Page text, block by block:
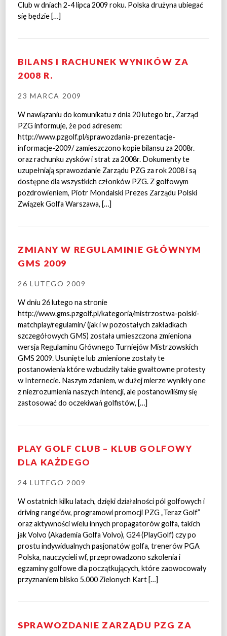
Club w dniach 2-4 lipca 2009 roku. Polska drużyna ubiegać
się będzie […]
BILANS I RACHUNEK WYNIKÓW ZA
2008 R.
23 MARCA 2009
W nawiązaniu do komunikatu z dnia 20 lutego br., Zarząd
PZG informuje, że pod adresem:
http://www.pzgolf.pl/sprawozdania-prezentacje-
informacje-2009/ zamieszczono kopie bilansu za 2008r.
oraz rachunku zysków i strat za 2008r. Dokumenty te
uzupełniają sprawozdanie Zarządu PZG za rok 2008 i są
dostępne dla wszystkich członków PZG. Z golfowym
pozdrowieniem, Piotr Mondalski Prezes Zarządu Polski
Związek Golfa Warszawa, […]
ZMIANY W REGULAMINIE GŁÓWNYM
GMS 2009
26 LUTEGO 2009
W dniu 26 lutego na stronie
http://www.gms.pzgolf.pl/kategoria/mistrzostwa-polski-
matchplay/regulamin/ (jak i w pozostałych zakładkach
szczegółowych GMS) została umieszczona zmieniona
wersja Regulaminu Głównego Turniejów Mistrzowskich
GMS 2009. Usunięte lub zmienione zostały te
postanowienia które wzbudziły takie gwałtowne protesty
w Internecie. Naszym zdaniem, w dużej mierze wynikły one
z niezrozumienia naszych intencji, ale postanowiliśmy się
zastosować do oczekiwań golfistów, […]
PLAY GOLF CLUB – KLUB GOLFOWY
DLA KAŻDEGO
24 LUTEGO 2009
W ostatnich kilku latach, dzięki działalności pól golfowych i
driving range’ów, programowi promocji PZG „Teraz Golf”
oraz aktywności wielu innych propagatorów golfa, takich
jak Volvo (Akademia Golfa Volvo), G24 (PlayGolf) czy po
prostu indywidualnych pasjonatów golfa, trenerów PGA
Polska, nauczycieli wf, przeprowadzono szkolenia i
egzaminy golfowe dla początkujących, które zaowocowały
przyznaniem blisko 5.000 Zielonych Kart […]
SPRAWOZDANIE ZARZĄDU PZG ZA